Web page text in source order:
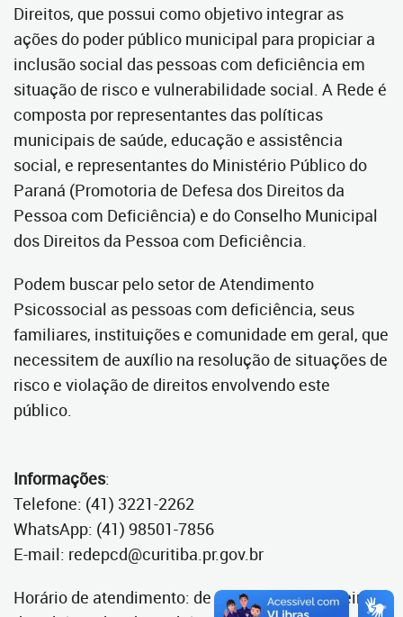
Direitos, que possui como objetivo integrar as
ações do poder público municipal para propiciar a
inclusão social das pessoas com deficiência em
situação de risco e vulnerabilidade social. A Rede é
composta por representantes das políticas
municipais de saúde, educação e assistência
social, e representantes do Ministério Público do
Paraná (Promotoria de Defesa dos Direitos da
Pessoa com Deficiência) e do Conselho Municipal
dos Direitos da Pessoa com Deficiência.
Podem buscar pelo setor de Atendimento
Psicossocial as pessoas com deficiência, seus
familiares, instituições e comunidade em geral, que
necessitem de auxílio na resolução de situações de
risco e violação de direitos envolvendo este
público.
Informações:
Telefone: (41) 3221-2262
WhatsApp: (41) 98501-7856
E-mail: redepcd@curitiba.pr.gov.br
Horário de atendimento: de segunda a sexta-feira,